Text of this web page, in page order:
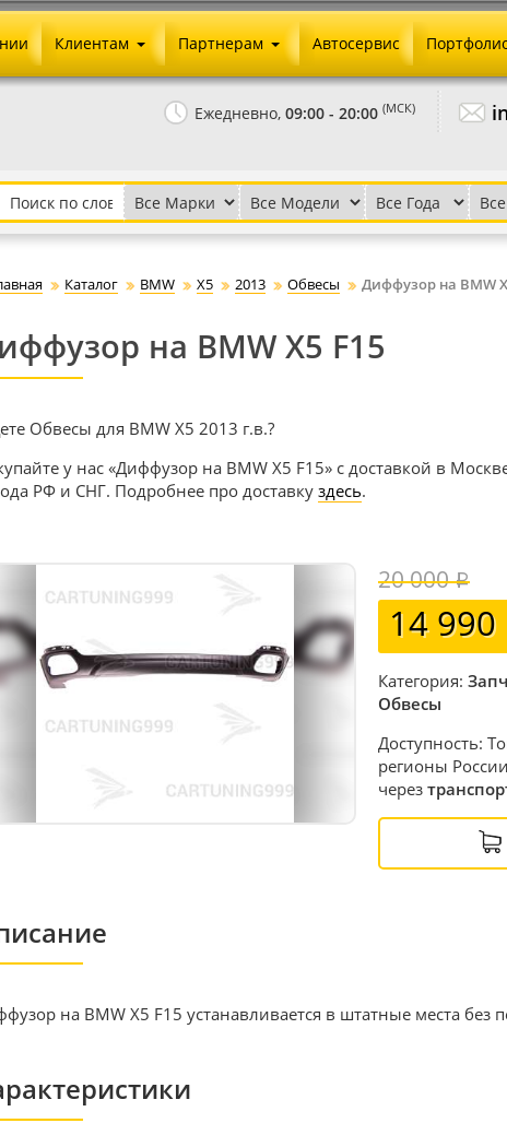
Ежедневно, 09:00 - 20:00 (МСК)
Клиентам
Как сделать заказ
Установка на авто
Письмо директору
Партнерам
Агентское вознаграждение
Скачать прайс
Автосервис
Каталог BMW Х5 2013 Обвесы Диффузор на BMW
на BMW X5 F15
Обвесы для BMW Х5 2013 г.в.?
у нас «Диффузор на BMW X5 F15» с доставкой в
РФ и СНГ. Подробнее про доставку здесь.
20 000
14 990
Категория:
Обвесы
Доступность:
регионы
через
на BMW X5 F15 устанавливается в штатные места без